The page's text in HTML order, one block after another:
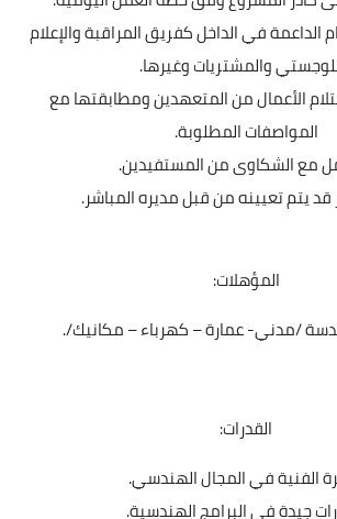
الداعمة في الداخل كفريق المراقبة والإعلام
والمشتريات وغيرها.
الأعمال من المتعهدين ومطابقتها مع
المواصفات المطلوبة.
مع الشكاوى من المستفيدين.
يتم تعيينه من قبل مديره المباشر.
المؤهلات:
/مدني- عمارة – كهرباء – مكانيك/.
القدرات:
الفنية في المجال الهندسي.
جيدة في البرامج الهندسية.